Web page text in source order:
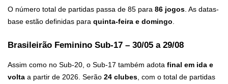
O número total de partidas passa de 85 para 86 jogos. As datas-
base estão definidas para quinta-feira e domingo.
Brasileirão Feminino Sub-17 – 30/05 a 29/08
Assim como no Sub-20, o Sub-17 também adota final em ida e
volta a partir de 2026. Serão 24 clubes , com o total de partidas